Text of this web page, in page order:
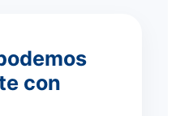
con